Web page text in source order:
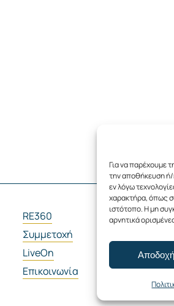
Για να παρέχουμε
την αποθήκευση ή/
εν λόγω
χαρακτήρα, όπως
ιστότοπο. Η μη
αρνητικά
Αποδοχή
RE360
Συμμετοχή
LiveOn
Επικοινωνία